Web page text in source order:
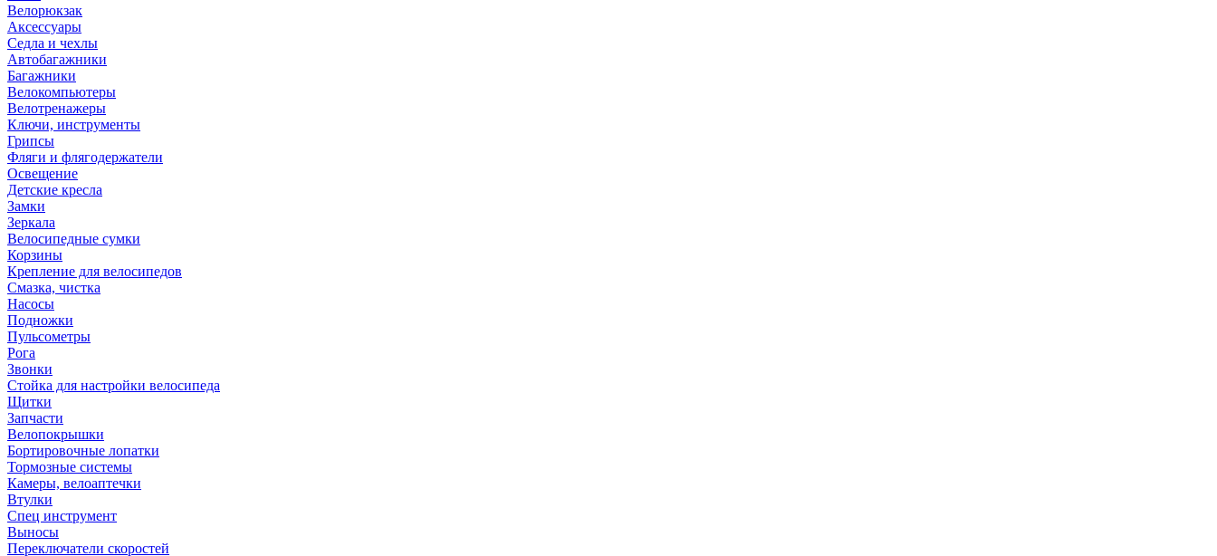
Велорюкзак
Аксессуары
Седла и чехлы
Автобагажники
Багажники
Велокомпьютеры
Велотренажеры
Ключи, инструменты
Грипсы
Фляги и флягодержатели
Освещение
Детские кресла
Замки
Зеркала
Велосипедные сумки
Корзины
Крепление для велосипедов
Смазка, чистка
Насосы
Подножки
Пульсометры
Рога
Звонки
Стойка для настройки велосипеда
Щитки
Запчасти
Велопокрышки
Бортировочные лопатки
Тормозные системы
Камеры, велоаптечки
Втулки
Спец инструмент
Выносы
Переключатели скоростей